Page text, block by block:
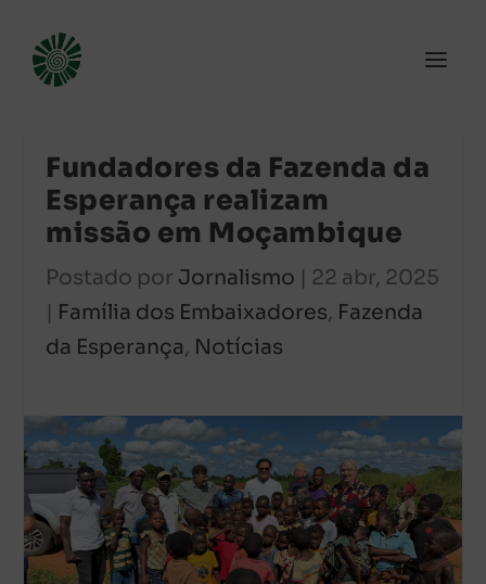
Fundadores da Fazenda da
Esperança realizam
missão em Moçambique
Postado por Jornalismo | 22 abr, 2025
| Família dos Embaixadores, Fazenda
da Esperança, Notícias